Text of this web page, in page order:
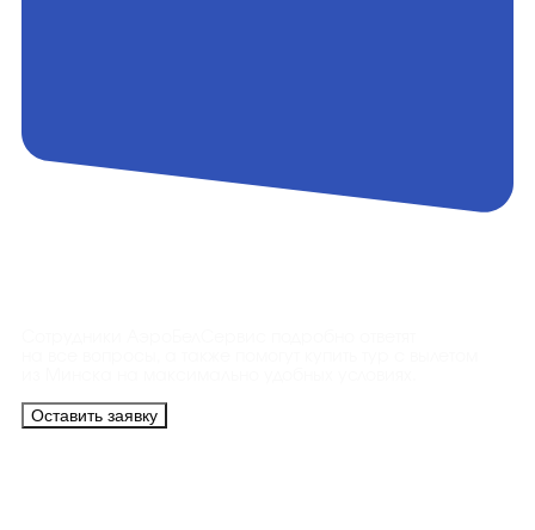
Оставить заявку